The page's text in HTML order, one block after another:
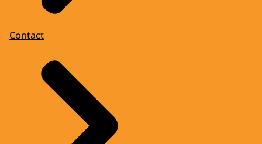
Contact